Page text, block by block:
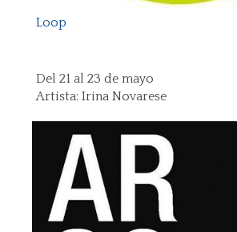
Loop
Del 21 al 23 de mayo
Artista: Irina Novarese